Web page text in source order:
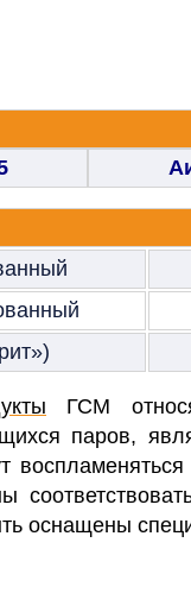
ГСМ
паров,
оснащены